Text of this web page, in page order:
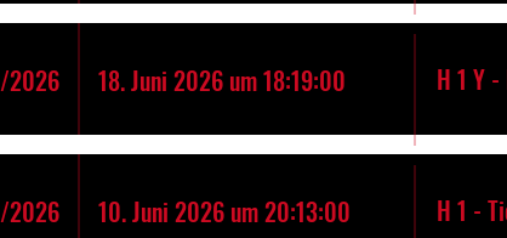
2026 18. Juni 2026 um 18:19:00 H 1 Y
2026 10. Juni 2026 um 20:13:00 H 1 -